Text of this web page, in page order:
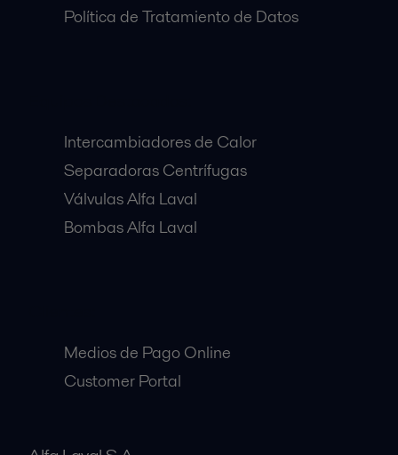
Política de Tratamiento de Datos
Intercambiadores de Calor
Separadoras Centrífugas
Válvulas Alfa Laval
Bombas Alfa Laval
Medios de Pago Online
Customer Portal